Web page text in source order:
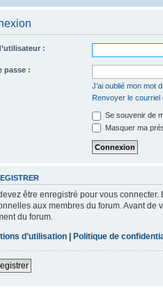
:
passe :
J’ai oublié mon mot
Renvoyer le courriel
Se souvenir de
Masquer ma
être enregistré pour vous
aux membres du forum. Avant de
du forum.
d’utilisation | Politique de